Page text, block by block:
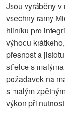
Jsou vyráběny v
všechny rámy
hliníku pro
výhodu
přesnost a
střelce s
požadavek na
s malým
výkon při